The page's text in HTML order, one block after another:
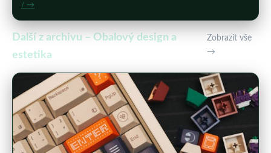
/ →
Další z archivu – Obalový design a
estetika
Zobrazit vše
→